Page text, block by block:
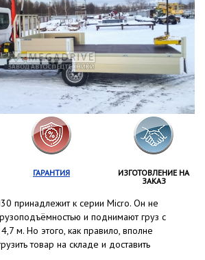
ГАРАНТИЯ
ИЗГОТОВЛЕНИЕ НА
ЗАКАЗ
принадлежит к серии Micro. Он не
и поднимают груз с
м. Но этого, как правило, вполне
товар на складе и доставить